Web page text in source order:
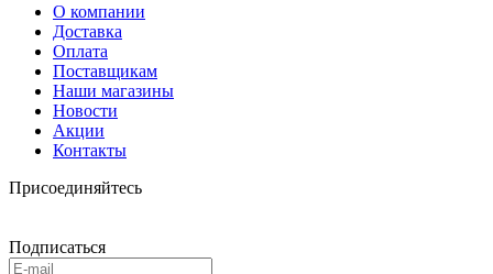
О компании
Доставка
Оплата
Поставщикам
Наши магазины
Новости
Акции
Контакты
Присоединяйтесь
Подписаться